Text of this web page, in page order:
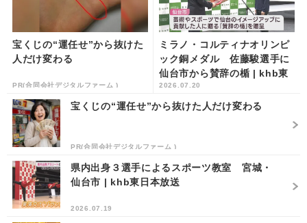
宝くじの“運任せ”から抜けた
人だけ変わる
PR(合同会社デジタルファーム )
ミラノ・コルティナオリンピ
ック銅メダル 佐藤駿選手に
仙台市から賛辞の楯 | khb東
日本放送
2026.07.20
宝くじの“運任せ”から抜けた人だけ変わる
PR(合同会社デジタルファーム )
県内出身３選手によるスポーツ教室 宮城・
仙台市 | khb東日本放送
2026.07.19